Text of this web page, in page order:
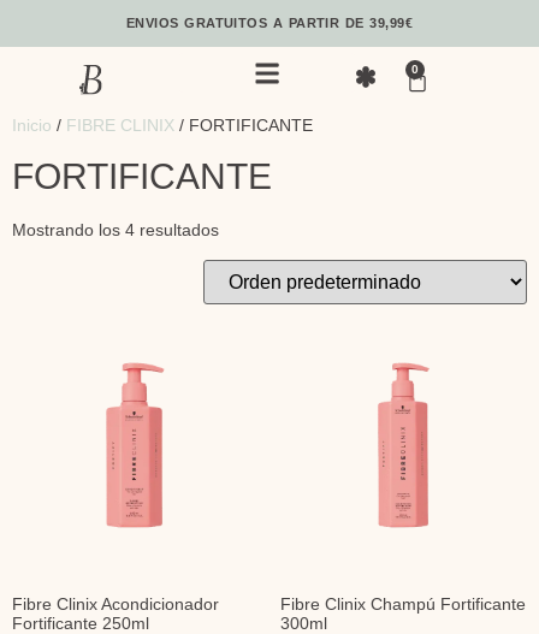
ENVIOS GRATUITOS A PARTIR DE 39,99€
0
Inicio / FIBRE CLINIX / FORTIFICANTE
FORTIFICANTE
Mostrando los 4 resultados
Fibre Clinix Acondicionador
Fortificante 250ml
Fibre Clinix Champú Fortificante
300ml